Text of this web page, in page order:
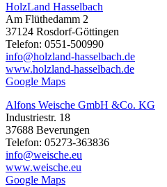
HolzLand Hasselbach
Am Flüthedamm 2
37124 Rosdorf-Göttingen
Telefon: 0551-500990
info@holzland-hasselbach.de
www.holzland-hasselbach.de
Google Maps
Alfons Weische GmbH &Co. KG
Industriestr. 18
37688 Beverungen
Telefon: 05273-363836
info@weische.eu
www.weische.eu
Google Maps